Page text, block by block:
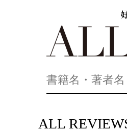
ALL